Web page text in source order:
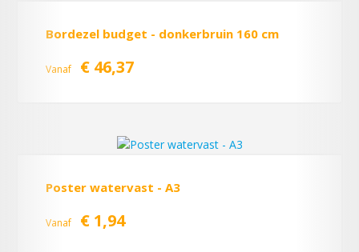
Bordezel budget - donkerbruin 160 cm
Vanaf € 46,37
Poster watervast - A3
Vanaf € 1,94